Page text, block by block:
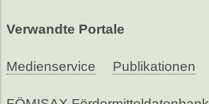
Verwandte Portale
Medienservice Publikationen